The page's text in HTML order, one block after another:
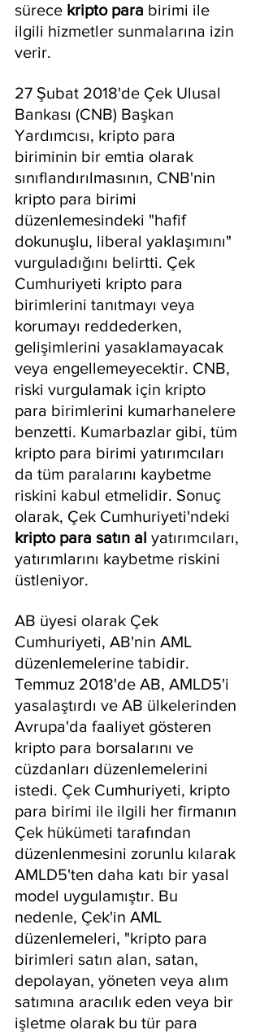
sürece kripto para birimi ile
ilgili hizmetler sunmalarına izin
verir.
27 Şubat 2018'de Çek Ulusal
Bankası (CNB) Başkan
Yardımcısı, kripto para
biriminin bir emtia olarak
sınıflandırılmasının, CNB'nin
kripto para birimi
düzenlemesindeki "hafif
dokunuşlu, liberal yaklaşımını"
vurguladığını belirtti. Çek
Cumhuriyeti kripto para
birimlerini tanıtmayı veya
korumayı reddederken,
gelişimlerini yasaklamayacak
veya engellemeyecektir. CNB,
riski vurgulamak için kripto
para birimlerini kumarhanelere
benzetti. Kumarbazlar gibi, tüm
kripto para birimi yatırımcıları
da tüm paralarını kaybetme
riskini kabul etmelidir. Sonuç
olarak, Çek Cumhuriyeti'ndeki
kripto para satın al yatırımcıları,
yatırımlarını kaybetme riskini
üstleniyor.
AB üyesi olarak Çek
Cumhuriyeti, AB'nin AML
düzenlemelerine tabidir.
Temmuz 2018'de AB, AMLD5'i
yasalaştırdı ve AB ülkelerinden
Avrupa'da faaliyet gösteren
kripto para borsalarını ve
cüzdanları düzenlemelerini
istedi. Çek Cumhuriyeti, kripto
para birimi ile ilgili her firmanın
Çek hükümeti tarafından
düzenlenmesini zorunlu kılarak
AMLD5'ten daha katı bir yasal
model uygulamıştır. Bu
nedenle, Çek'in AML
düzenlemeleri, "kripto para
birimleri satın alan, satan,
depolayan, yöneten veya alım
satımına aracılık eden veya bir
işletme olarak bu tür para